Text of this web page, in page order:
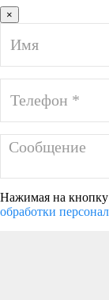
×
Нажимая на кнопку
обработки